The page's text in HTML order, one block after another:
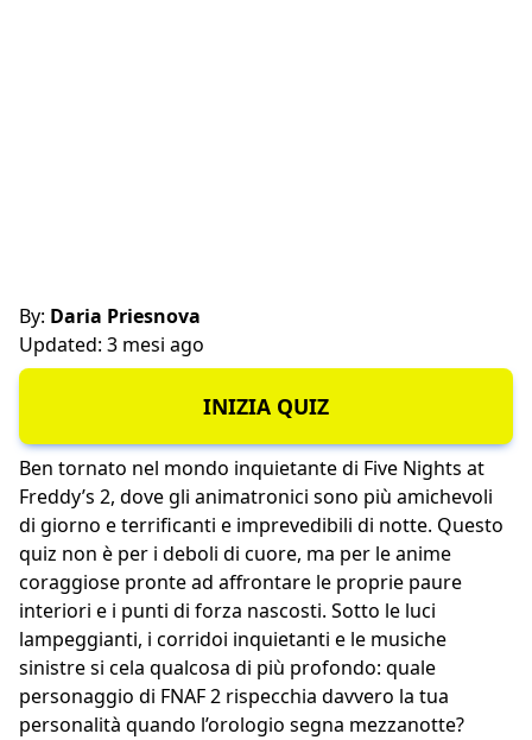
By: Daria Priesnova
Updated: 3 mesi ago
INIZIA QUIZ
Ben tornato nel mondo inquietante di Five Nights at
Freddy’s 2, dove gli animatronici sono più amichevoli
di giorno e terrificanti e imprevedibili di notte. Questo
quiz non è per i deboli di cuore, ma per le anime
coraggiose pronte ad affrontare le proprie paure
interiori e i punti di forza nascosti. Sotto le luci
lampeggianti, i corridoi inquietanti e le musiche
sinistre si cela qualcosa di più profondo: quale
personaggio di FNAF 2 rispecchia davvero la tua
personalità quando l’orologio segna mezzanotte?